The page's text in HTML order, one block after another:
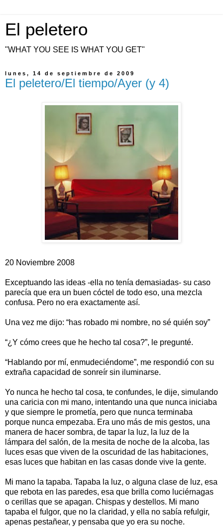
El peletero
"WHAT YOU SEE IS WHAT YOU GET"
lunes, 14 de septiembre de 2009
El peletero/El tiempo/Ayer (y 4)
20 Noviembre 2008
Exceptuando las ideas -ella no tenía demasiadas- su caso
parecía que era un buen cóctel de todo eso, una mezcla
confusa. Pero no era exactamente así.
Una vez me dijo: “has robado mi nombre, no sé quién soy”
“¿Y cómo crees que he hecho tal cosa?”, le pregunté.
“Hablando por mí, enmudeciéndome”, me respondió con su
extraña capacidad de sonreír sin iluminarse.
Yo nunca he hecho tal cosa, te confundes, le dije, simulando
una caricia con mi mano, intentando una que nunca iniciaba
y que siempre le prometía, pero que nunca terminaba
porque nunca empezaba. Era uno más de mis gestos, una
manera de hacer sombra, de tapar la luz, la luz de la
lámpara del salón, de la mesita de noche de la alcoba, las
luces esas que viven de la oscuridad de las habitaciones,
esas luces que habitan en las casas donde vive la gente.
Mi mano la tapaba. Tapaba la luz, o alguna clase de luz, esa
que rebota en las paredes, esa que brilla como luciérnagas
o cerillas que se apagan. Chispas y destellos. Mi mano
tapaba el fulgor, que no la claridad, y ella no sabía refulgir,
apenas pestañear, y pensaba que yo era su noche.